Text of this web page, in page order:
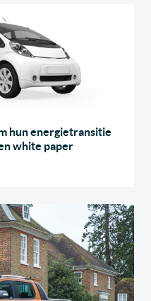
hun energietransitie
white paper